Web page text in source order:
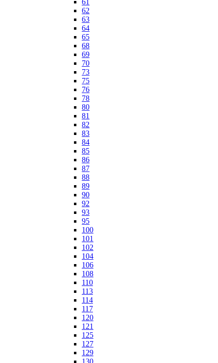
62
63
64
65
68
69
70
73
75
76
78
80
81
82
83
84
85
86
87
88
89
90
92
93
95
100
101
102
104
106
108
110
113
114
117
120
121
125
127
129
130